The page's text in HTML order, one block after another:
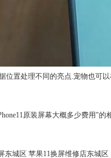
位置处理不同的亮点.宠物也
原装屏幕大概多少费用"
东城区 苹果11换屏维修店东城区